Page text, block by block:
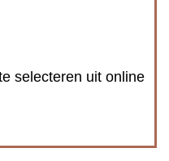
selecteren uit online